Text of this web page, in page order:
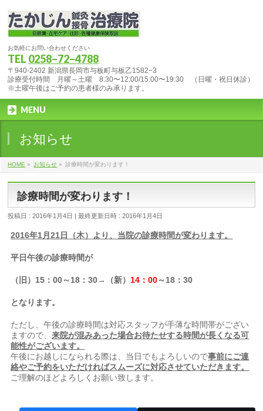
お気軽にお問い合わせください
TEL 0258−72−4788
〒940-2402 新潟県長岡市与板町与板乙1582−3
診療受付時間 月曜～土曜 8:30〜12:00/15:00〜19:30 （日曜・祝日休診）
※土曜午後はご予約の患者様のみ承ります。
MENU
お知らせ
HOME » お知らせ » 診療時間が変わります！
診療時間が変わります！
投稿日 : 2016年1月4日 最終更新日時 : 2016年1月4日
2016年1月21日（木）より、当院の診療時間が変わります。
平日午後の診療時間が
（旧）15：00～18：30→（新） 14：00～18：30
となります。
ただし、午後の診療時間は対応スタッフが手薄な時間帯がござい
ますので、来院が混みあった場合お待たせする時間が長くなる可
能性がございます。
午後にお越しになられる際は、当日でもよろしいので事前にご連
絡やご予約をいただければスムーズに対応させていただきます。
ご理解のほどよろしくお願い致します。